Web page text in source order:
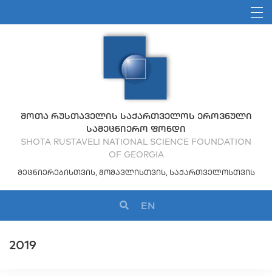
ᲨᲝᲗᲐ ᲠᲣᲡᲗᲐᲕᲔᲚᲘᲡ ᲡᲐᲥᲐᲠᲗᲕᲔᲚᲝᲡ ᲔᲠᲝᲕᲜᲣᲚᲘ
ᲡᲐᲛᲔᲪᲜᲘᲔᲠᲝ ᲤᲝᲜᲓᲘ
SHOTA RUSTAVELI NATIONAL SCIENCE FOUNDATION
OF GEORGIA
ᲛᲔᲪᲜᲘᲔᲠᲔᲑᲘᲡᲗᲕᲘᲡ, ᲛᲝᲛᲐᲕᲚᲘᲡᲗᲕᲘᲡ, ᲡᲐᲥᲐᲠᲗᲕᲔᲚᲝᲡᲗᲕᲘᲡ
EN
2019